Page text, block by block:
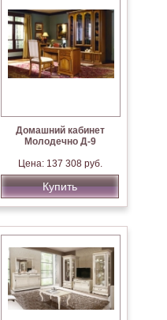
Домашний кабинет
Молодечно Д-9
Цена: 137 308 руб.
Купить